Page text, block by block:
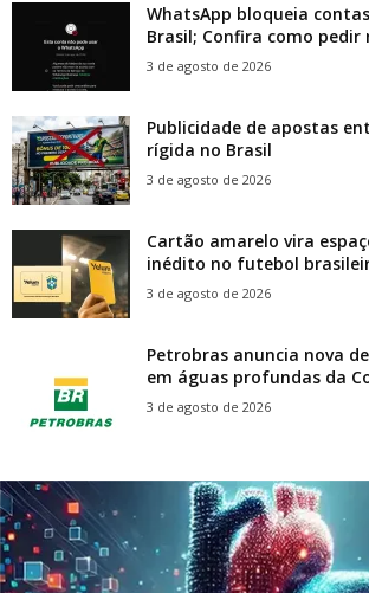
WhatsApp bloqueia
Brasil; Confira como pedir
3 de agosto de 2026
Publicidade de apostas
rígida no Brasil
3 de agosto de 2026
Cartão amarelo vira
inédito no futebol
3 de agosto de 2026
Petrobras anuncia nova
em águas profundas da
3 de agosto de 2026